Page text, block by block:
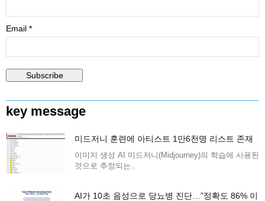
Email *
key message
미드저니 훈련에 아티스트 1만6천명 리스트 존재
이미지 생성 AI 미드저니(Midjourney)의 학습에 사용된
것으로 추정되는..
AI가 10초 음성으로 당뇨병 진단…”정확도 86% 이